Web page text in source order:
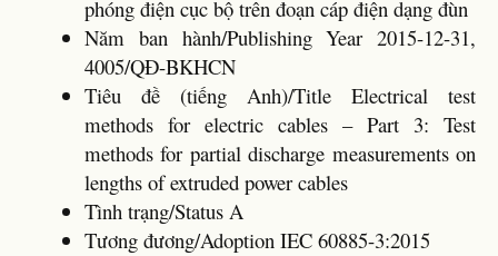
phóng điện cục bộ trên đoạn cáp điện dạng đùn
Năm ban hành/Publishing Year 2015-12-31,
4005/QĐ-BKHCN
Tiêu đề (tiếng Anh)/Title Electrical test
methods for electric cables – Part 3: Test
methods for partial discharge measurements on
lengths of extruded power cables
Tình trạng/Status A
Tương đương/Adoption IEC 60885-3:2015